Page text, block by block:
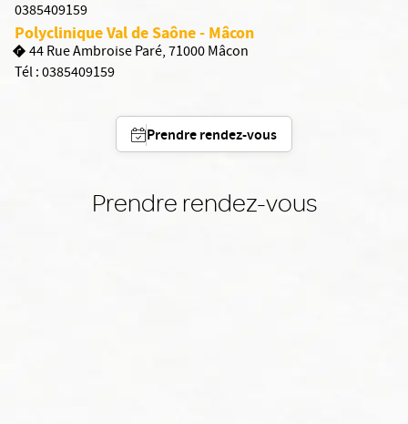
0385409159
Polyclinique Val de Saône - Mâcon
44 Rue Ambroise Paré, 71000 Mâcon
Tél :0385409159
Prendre rendez-vous
Prendre rendez-vous